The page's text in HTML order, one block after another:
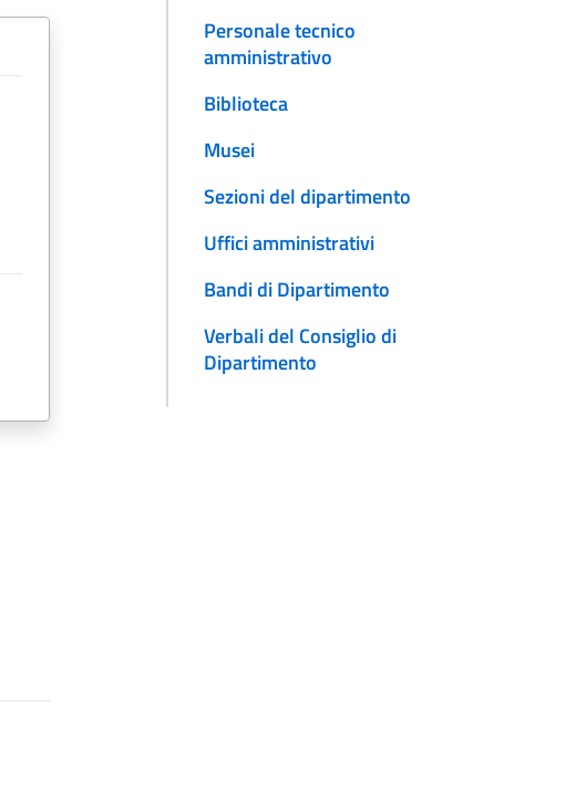
Personale tecnico
amministrativo
Biblioteca
Musei
Sezioni del dipartimento
Uffici amministrativi
Bandi di Dipartimento
Verbali del Consiglio di
Dipartimento